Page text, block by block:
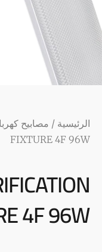
الرئيسية / مصابيح
FIXTURE 4F 96W
4F 96W